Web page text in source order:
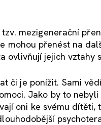
mezigenerační
mohou přenést na
ovlivňují jejich vztahy
či je ponížit. Sami
Jako by to nebyli
oni ke svému dítěti,